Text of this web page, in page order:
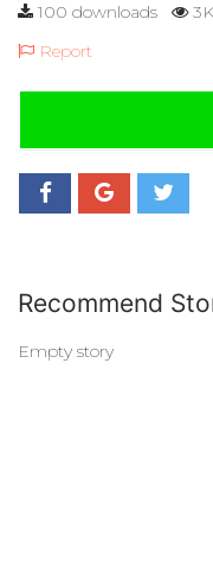
100 downloads
Report
Recommend
Empty story